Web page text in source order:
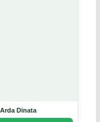
Dinata